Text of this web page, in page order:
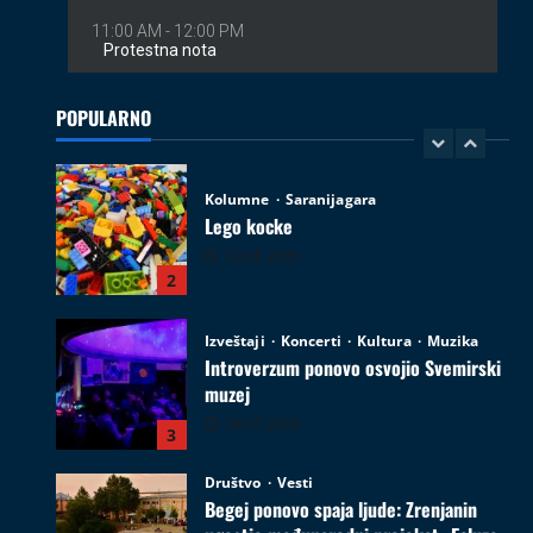
POPULARNO
Kolumne
Lego kocke
3
Introverzum ponovo osvojio Svemirski
muzej
4
Begej ponovo spaja ljude: Zrenjanin
ugostio međunarodni projekat „Ecluze
pe Bega“
Film Kultura
Zrenjanin